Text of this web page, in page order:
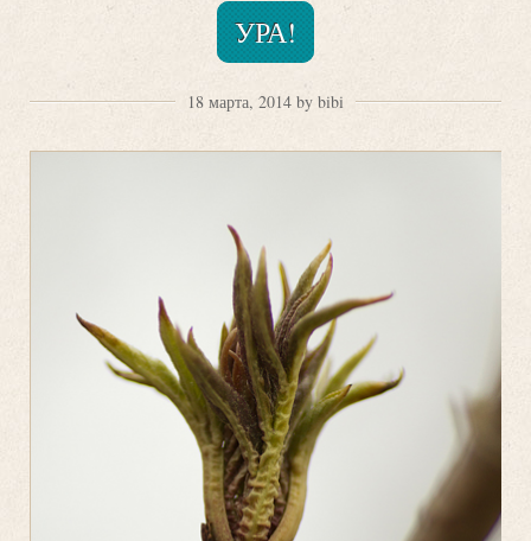
УРА!
18 марта, 2014 by bibi